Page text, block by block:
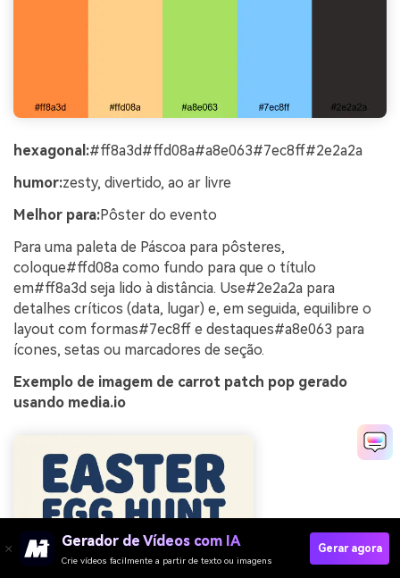
hexagonal:#ff8a3d#ffd08a#a8e063#7ec8ff#2e2a2a
humor:zesty, divertido, ao ar livre
Melhor para:Pôster do evento
Para uma paleta de Páscoa para pôsteres,
coloque#ffd08a como fundo para que o título
em#ff8a3d seja lido à distância. Use#2e2a2a para
detalhes críticos (data, lugar) e, em seguida, equilibre o
layout com formas#7ec8ff e destaques#a8e063 para
ícones, setas ou marcadores de seção.
Exemplo de imagem de carrot patch pop gerado
usando media.io
Gerador de Vídeos com IA
Crie vídeos facilmente a partir de texto ou imagens
Gerar agora